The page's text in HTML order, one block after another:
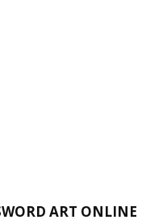
ART ONLINE